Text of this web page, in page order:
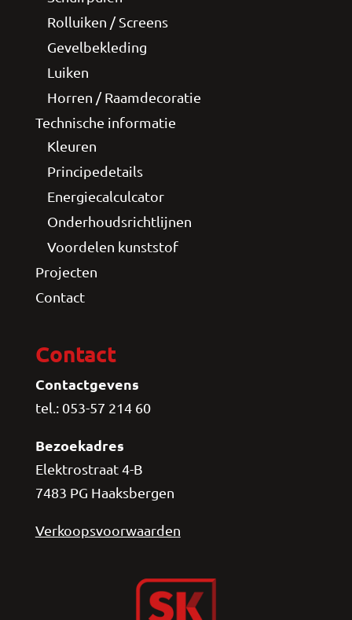
Rolluiken / Screens
Gevelbekleding
Luiken
Horren / Raamdecoratie
Technische informatie
Kleuren
Principedetails
Energiecalculcator
Onderhoudsrichtlijnen
Voordelen kunststof
Projecten
Contact
Contact
Contactgevens
tel.: 053-57 214 60
Bezoekadres
Elektrostraat 4-B
7483 PG Haaksbergen
Verkoopsvoorwaarden